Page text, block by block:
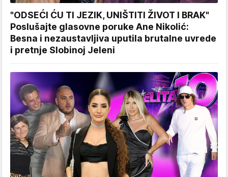
"ODSEĆI ĆU TI JEZIK, UNIŠTITI ŽIVOT I BRAK"
Poslušajte glasovne poruke Ane Nikolić:
Besna i nezaustavljiva uputila brutalne uvrede
i pretnje Slobinoj Jeleni